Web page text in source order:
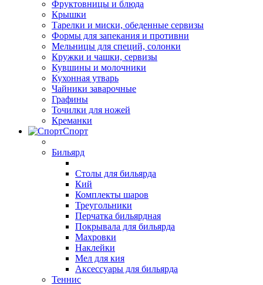
Фруктовницы и блюда
Крышки
Тарелки и миски, обеденные сервизы
Формы для запекания и противни
Мельницы для специй, солонки
Кружки и чашки, сервизы
Кувшины и молочники
Кухонная утварь
Чайники заварочные
Графины
Точилки для ножей
Креманки
Спорт
Бильярд
Столы для бильярда
Кий
Комплекты шаров
Треугольники
Перчатка бильярдная
Покрывала для бильярда
Махровки
Наклейки
Мел для кия
Аксессуары для бильярда
Теннис